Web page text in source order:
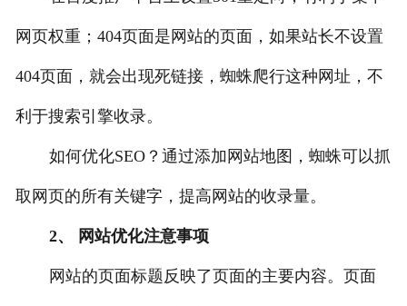
网页权重；404页面是网站的页面，如果站长不设置
404页面，就会出现死链接，蜘蛛爬行这种网址，不
利于搜索引擎收录。
如何优化SEO？通过添加网站地图，蜘蛛可以抓
取网页的所有关键字，提高网站的收录量。
2、 网站优化注意事项
网站的页面标题反映了页面的主要内容。页面